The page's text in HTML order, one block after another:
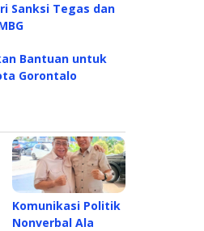
Sanksi Tegas dan
Bantuan untuk
Gorontalo
Komunikasi Politik
Nonverbal Ala